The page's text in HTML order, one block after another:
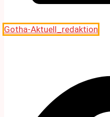
Gotha-Aktuell_redaktion